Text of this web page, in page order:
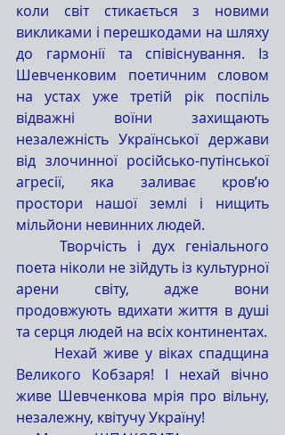
коли світ стикається з новими
викликами і перешкодами на шляху
до гармонії та співіснування. Із
Шевченковим поетичним словом
на устах уже третій рік поспіль
відважні воїни захищають
незалежність Української держави
від злочинної російсько-путінської
агресії, яка заливає кров’ю
простори нашої землі і нищить
мільйони невинних людей.
поета ніколи не зійдуть із культурної
арени світу, адже вони
продовжують вдихати життя в душі
та серця людей на всіх континентах.
Великого Кобзаря! І нехай вічно
живе Шевченкова мрія про вільну,
незалежну, квітучу Україну!